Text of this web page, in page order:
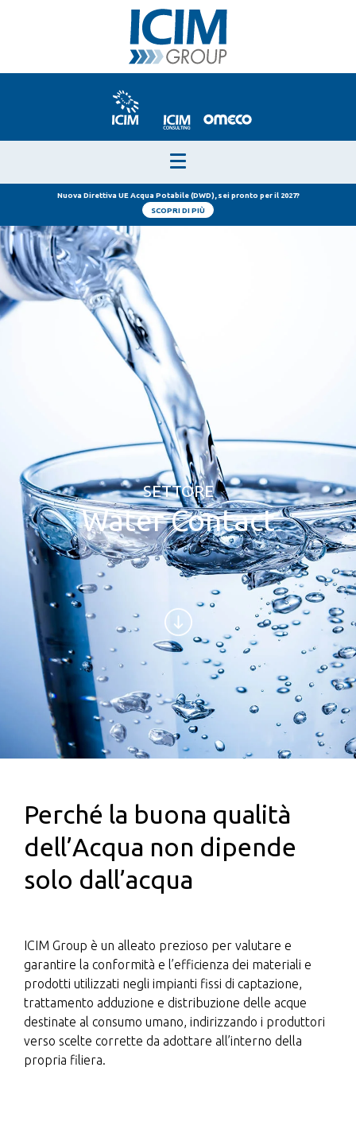
Nuova Direttiva UE Acqua Potabile (DWD), sei pronto per il 2027?
SCOPRI DI PIÙ
SETTORE
Water Contact
Perché la buona qualità
dell’Acqua non dipende
solo dall’acqua
ICIM Group è un alleato prezioso per valutare e
garantire la conformità e l’efficienza dei materiali e
prodotti utilizzati negli impianti fissi di captazione,
trattamento adduzione e distribuzione delle acque
destinate al consumo umano, indirizzando i produttori
verso scelte corrette da adottare all’interno della
propria filiera.